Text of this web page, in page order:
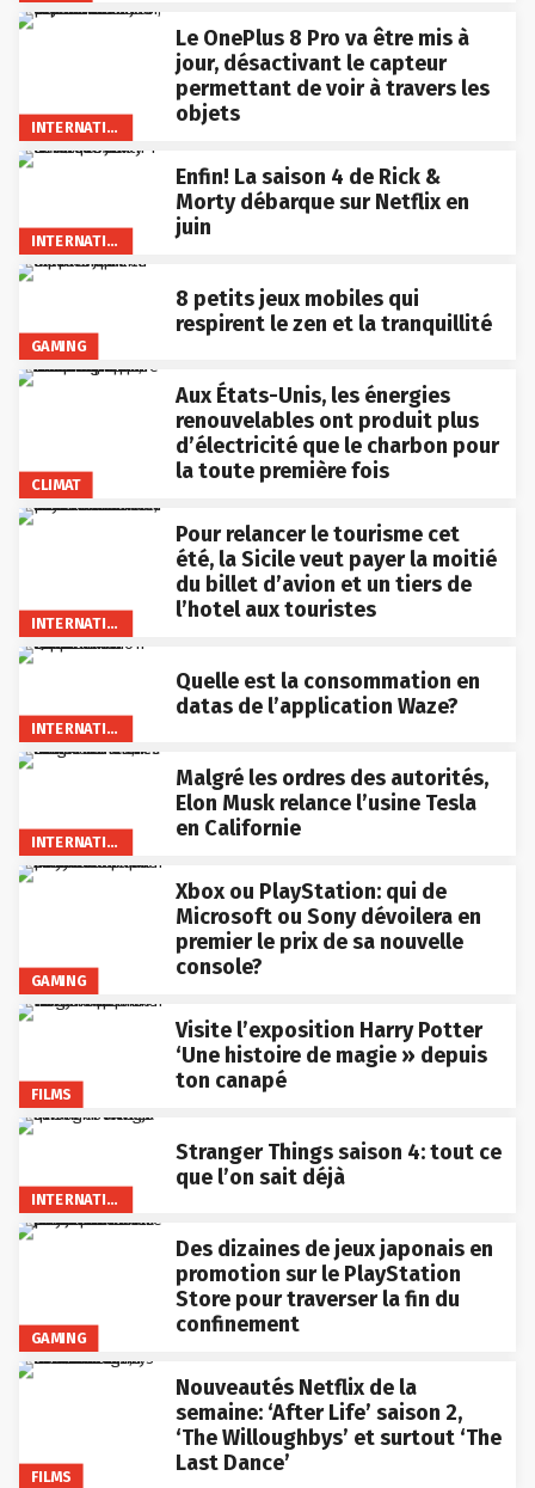
INTERNATIONAL
Le OnePlus 8 Pro va être mis à
jour, désactivant le capteur
permettant de voir à travers les
objets
INTERNATIONAL
Enfin! La saison 4 de Rick &
Morty débarque sur Netflix en
juin
GAMING
8 petits jeux mobiles qui
respirent le zen et la tranquillité
CLIMAT
Aux États-Unis, les énergies
renouvelables ont produit plus
d’électricité que le charbon pour
la toute première fois
INTERNATIONAL
Pour relancer le tourisme cet
été, la Sicile veut payer la moitié
du billet d’avion et un tiers de
l’hotel aux touristes
INTERNATIONAL
Quelle est la consommation en
datas de l’application Waze?
INTERNATIONAL
Malgré les ordres des autorités,
Elon Musk relance l’usine Tesla
en Californie
GAMING
Xbox ou PlayStation: qui de
Microsoft ou Sony dévoilera en
premier le prix de sa nouvelle
console?
FILMS
Visite l’exposition Harry Potter
‘Une histoire de magie » depuis
ton canapé
INTERNATIONAL
Stranger Things saison 4: tout ce
que l’on sait déjà
GAMING
Des dizaines de jeux japonais en
promotion sur le PlayStation
Store pour traverser la fin du
confinement
FILMS
Nouveautés Netflix de la
semaine: ‘After Life’ saison 2,
‘The Willoughbys’ et surtout ‘The
Last Dance’